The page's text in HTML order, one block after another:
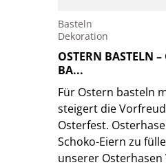
Basteln
Dekoration
OSTERN BASTELN –
BA...
Für Ostern basteln
steigert die
Osterfest.
Schoko-Eiern zu
unserer Osterhasen